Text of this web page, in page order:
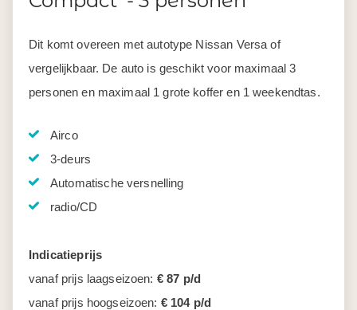
Dit komt overeen met autotype Nissan Versa of
vergelijkbaar. De auto is geschikt voor maximaal 3
personen en maximaal 1 grote koffer en 1 weekendtas.
Airco
3-deurs
Automatische versnelling
radio/CD
Indicatieprijs
vanaf prijs laagseizoen: € 87 p/d
vanaf prijs hoogseizoen: € 104 p/d